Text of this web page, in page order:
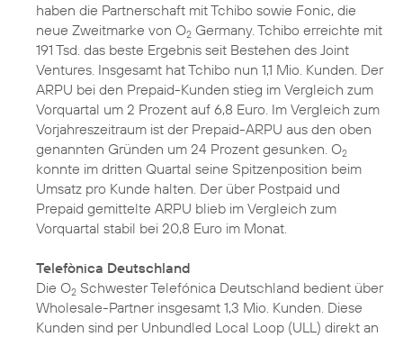
haben die Partnerschaft mit Tchibo sowie Fonic, die
neue Zweitmarke von O2 Germany. Tchibo erreichte mit
191 Tsd. das beste Ergebnis seit Bestehen des Joint
Ventures. Insgesamt hat Tchibo nun 1,1 Mio. Kunden. Der
ARPU bei den Prepaid-Kunden stieg im Vergleich zum
Vorquartal um 2 Prozent auf 6,8 Euro. Im Vergleich zum
Vorjahreszeitraum ist der Prepaid-ARPU aus den oben
genannten Gründen um 24 Prozent gesunken. O2
konnte im dritten Quartal seine Spitzenposition beim
Umsatz pro Kunde halten. Der über Postpaid und
Prepaid gemittelte ARPU blieb im Vergleich zum
Vorquartal stabil bei 20,8 Euro im Monat.
Telefònica Deutschland
Die O2 Schwester Telefónica Deutschland bedient über
Wholesale-Partner insgesamt 1,3 Mio. Kunden. Diese
Kunden sind per Unbundled Local Loop (ULL) direkt an